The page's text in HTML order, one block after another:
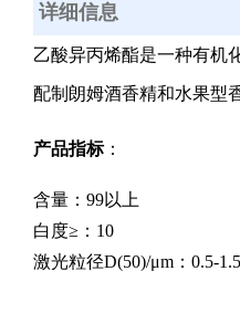
详细信息
乙酸异丙烯酯是一种有机
配制朗姆酒香精和水果型
产品指标：
含量：99以上
白度≥：10
激光粒径D(50)/μm：0.5-1.5